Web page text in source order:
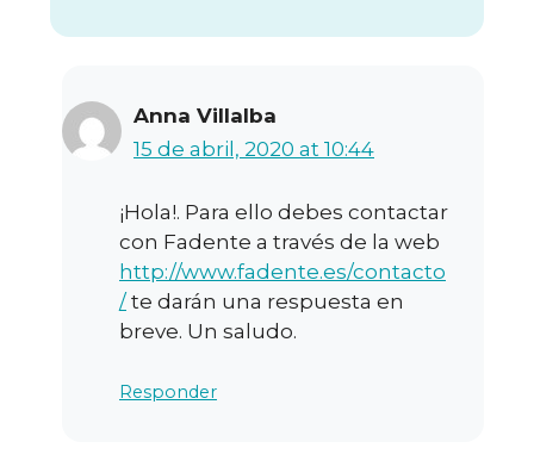
Anna Villalba
15 de abril, 2020 at 10:44
¡Hola!. Para ello debes contactar
con Fadente a través de la web
http://www.fadente.es/contacto
/te darán una respuesta en
breve. Un saludo.
Responder